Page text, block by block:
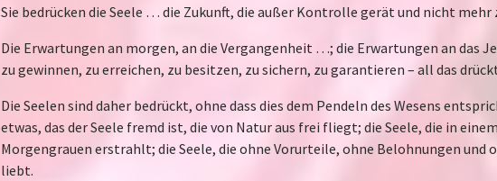
Sie bedrücken die Seele … die Zukunft, die außer Kontrolle gerät und nicht mehr
Die Erwartungen an morgen, an die Vergangenheit …; die Erwartungen an das
zu gewinnen, zu erreichen, zu besitzen, zu sichern, zu garantieren – all das
Die Seelen sind daher bedrückt, ohne dass dies dem Pendeln des Wesens
etwas, das der Seele fremd ist, die von Natur aus frei fliegt; die Seele, die in
Morgengrauen erstrahlt; die Seele, die ohne Vorurteile, ohne Belohnungen und
liebt.